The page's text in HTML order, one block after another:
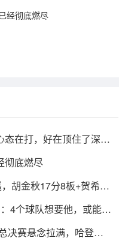
经彻底燃尽
在打，好在顶住了深圳
彻底燃尽
胡金秋17分8板+贺希宁
4个球队想要他，或能跟
决赛悬念拉满，哈登最